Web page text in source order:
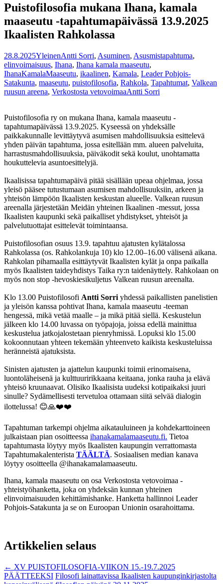
Puistofilosofia mukana Ihana, kamala
maaseutu -tapahtumapäivässä 13.9.2025
Ikaalisten Rahkolassa
28.8.2025YleinenAntti Sorri, Asuminen, Asusmistapahtuma,
elinvoimaisuus, Ihana, Ihana kamala maaseutu,
IhanaKamalaMaaseutu, ikaalinen, Kamala, Leader Pohjois-
Satakunta, maaseutu, puistofilosofia, Rahkola, Tapahtumat, Valkean
ruusun areena, Verkostosta vetovoimaaAntti Sorri
Puistofilosofia ry on mukana Ihana, kamala maaseutu -
tapahtumapäivässä 13.9.2025. Kyseessä on yhdeksälle
paikkakunnalle levittäytyvä asumisen mahdollisuuksia esittelevä
yhden päivän tapahtuma, jossa esitellään mm. alueen palveluita,
harrastusmahdollisuuksia, päiväkodit sekä koulut, unohtamatta
houkuttelevia asuntoesittelyjä.
Ikaalisissa tapahtumapäivä pitää sisällään upeaa ohjelmaa, jossa
yleisö pääsee tutustumaan asumisen mahdollisuuksiin, arkeen ja
yhteisön lämpöön Ikaalisten keskustan alueelle. Valkean ruusun
areenalla järjestetään Meidän yhteinen Ikaalinen -messut, jossa
Ikaalisten kaupunki sekä paikalliset yhdistykset, yhteisöt ja
palvelutuottajat esittelevät toimintaansa.
Puistofilosofian osuus 13.9. tapahtuu ajatusten kylätalossa
Rahkolassa (os. Rahkolankuja 10) klo 12.00–16.00 välisenä aikana.
Rahkolan pihamaalla esittäytyvät Ikaalisten kylät ja onpa paikalla
myös Ikaalisten taideyhdistys Taika ry:n taidenäyttely. Rahkolaan on
myös non stop -hevoskiesikuljetus Valkean ruusun areenalta.
Klo 13.00 Puistofilosofi Antti Sorri yhdessä paikallisten panelistien
ja yleisön kanssa pohtivat Ihana, kamala maaseutu -teeman
hengessä, mikä vetää maalle – ja mikä pitää siellä. Keskustelun
jälkeen klo 14.00 luvassa on työpajoja, joissa edellä mainittua
keskustelua jatkojalostetaan pienryhmissä. Lopuksi klo 15.00
kokoonnutaan yhteen tekemään yhteenveto kaikista keskusteluissa
heränneistä ajatuksista.
Sinisten ajatusten ja ajattelun kaupunki toimii erinomaisena,
luontoläheisenä ja kulttuuririkkaana keitaana, jonka rauha ja elävä
yhteisö kruunaavat. Olisiko Ikaalisista uudeksi kotipaikaksi juuri
sinulle? Sydämellisesti tervetuloa ottamaan siitä selvää dialogin
ilottelussa! 😊🙏❤️❤️
Tapahtuman tarkempi ohjelma aikatauluineen ja kohdekarttoineen
julkaistaan pian osoitteessa ihanakamalamaaseutu.fi. Tietoa
tapahtumasta löytyy myös Ikaalisten kaupungin verrattomasta
Tapahtumakalenterista TÄÄLTÄ. Sosiaalisen median kanava
löytyy osoitteella @ihanakamalamaaseutu.
Ihana, kamala maaseutu on osa Verkostosta vetovoimaa -
yhteistyöhanketta, joka on yhdeksän kunnan yhteinen
elinvoimaisuuden kehittämishanke. Hanketta hallinnoi Leader
Pohjois-Satakunta ja se on Euroopan Unionin osarahoittama.
Artikkelien selaus
← XV PUISTOFILOSOFIA-VIIKON 15.-19.7.2025
PÄÄTTEEKSI Filosofi lainattavissa Ikaalisten kaupunginkirjastolta